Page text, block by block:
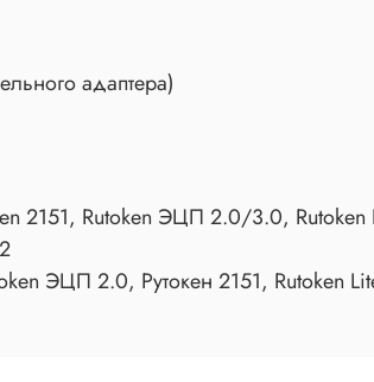
адаптера)
2151, Rutoken ЭЦП 2.0/3.0,
ЭЦП 2.0, Рутокен 2151, Rutoken